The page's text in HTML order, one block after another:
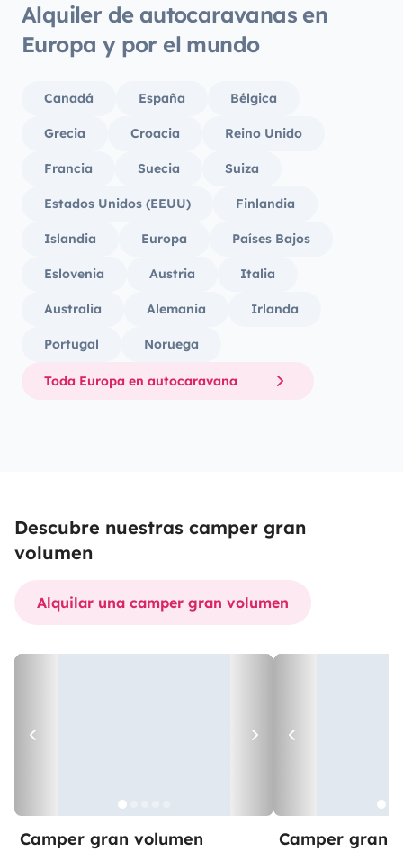
Alquiler de autocaravanas en
Europa y por el mundo
Canadá España Bélgica
Grecia Croacia Reino Unido
Francia Suecia Suiza
Estados Unidos (EEUU) Finlandia
Islandia Europa Países Bajos
Eslovenia Austria Italia
Australia Alemania Irlanda
Portugal Noruega
Toda Europa en autocaravana
Descubre nuestras camper gran
volumen
Alquilar una camper gran volumen
Camper gran volumen Camper gran